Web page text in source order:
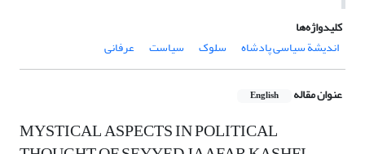
کلیدواژه‌ها
اندیشة سیاسی پادشاه
سلوک سیاست عرفانی
عنوان مقاله English
MYSTICAL ASPECTS IN POLITICAL